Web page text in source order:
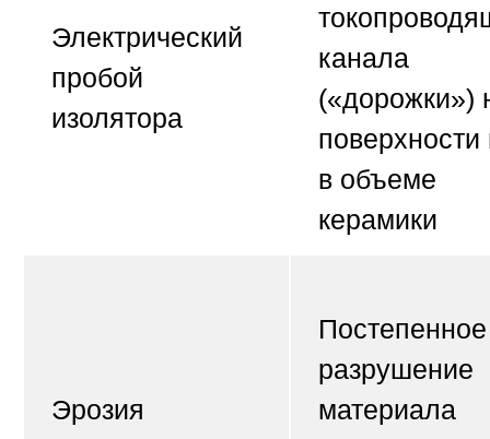
Электрический
пробой
изолятора
канала
(«дорожки»)
поверхности
в объеме
керамики
Эрозия
Постепенное
разрушение
материала